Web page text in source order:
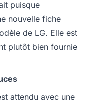
puisque
nouvelle fiche
de LG. Elle est
plutôt bien fournie
attendu avec une